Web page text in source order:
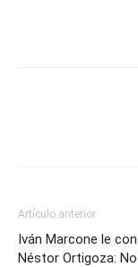
Artículo anterior
Iván Marcone le
Néstor Ortigoza: